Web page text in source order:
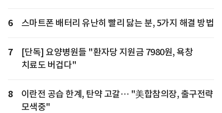
6 스마트폰 배터리 유난히 빨리 닳는 분, 5가지 해결 방법
7
[단독] 요양병원들 "환자당 지원금 7980원, 욕창
치료도 버겁다"
8
이란전 공습 한계, 탄약 고갈… "美합참의장, 출구전략
모색중"